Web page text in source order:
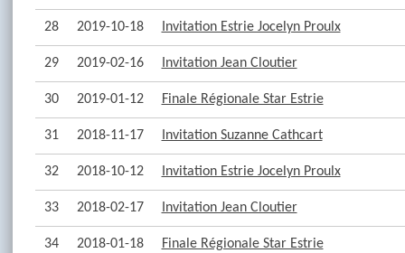
28 2019-10-18 Invitation Estrie Jocelyn Proulx
29 2019-02-16 Invitation Jean Cloutier
30 2019-01-12 Finale Régionale Star Estrie
31 2018-11-17 Invitation Suzanne Cathcart
32 2018-10-12 Invitation Estrie Jocelyn Proulx
33 2018-02-17 Invitation Jean Cloutier
34 2018-01-18 Finale Régionale Star Estrie